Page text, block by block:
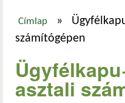
Jelenlegi hely
Címlap »
számítógépen
asztali